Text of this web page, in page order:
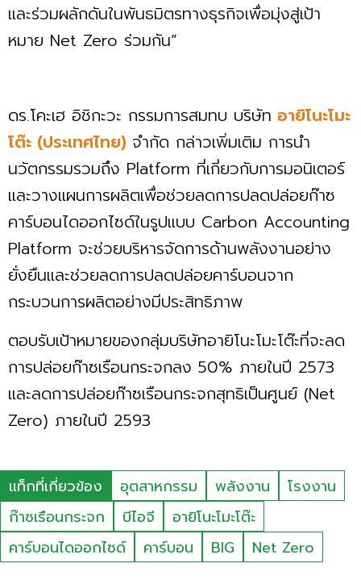
และร่วมผลักดันในพันธมิตรทางธุรกิจเพื่อมุ่งสู่เป้า
หมาย Net Zero ร่วมกัน”
ดร.โคะเฮ อิชิกะวะ กรรมการสมทบ บริษัท อายิโนะโมะ
โต๊ะ (ประเทศไทย) จำกัด กล่าวเพิ่มเติม การนำ
นวัตกรรมรวมถึง Platform ที่เกี่ยวกับการมอนิเตอร์
และวางแผนการผลิตเพื่อช่วยลดการปลดปล่อยก๊าซ
คาร์บอนไดออกไซด์ในรูปแบบ Carbon Accounting
Platform จะช่วยบริหารจัดการด้านพลังงานอย่าง
ยั่งยืนและช่วยลดการปลดปล่อยคาร์บอนจาก
กระบวนการผลิตอย่างมีประสิทธิภาพ
ตอบรับเป้าหมายของกลุ่มบริษัทอายิโนะโมะโต๊ะที่จะลด
การปล่อยก๊าซเรือนกระจกลง 50% ภายในปี 2573
และลดการปล่อยก๊าซเรือนกระจกสุทธิเป็นศูนย์ (Net
Zero) ภายในปี 2593
แท็กที่เกี่ยวข้อง อุตสาหกรรม พลังงาน
โรงงาน
ก๊าซเรือนกระจก
บีไอจี
อายิโนะโมะโต๊ะ
คาร์บอนไดออกไซด์
คาร์บอน BIG Net Zero